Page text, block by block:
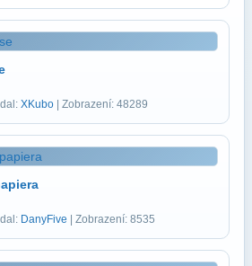
XKubo | Zobrazení: 48289
DanyFive | Zobrazení: 8535